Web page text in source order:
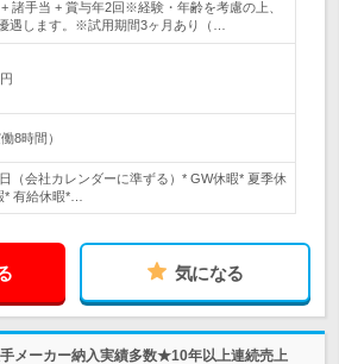
諸手当 + 賞与年2回※経験・年齢を考慮の上、
遇します。※試用期間3ヶ月あり（…
8時間）
（会社カレンダーに準ずる）* GW休暇* 夏季休
* 有給休暇*…
気になる
メーカー納入実績多数★10年以上連続売上